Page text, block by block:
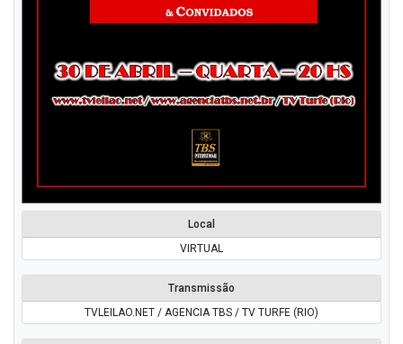
Local
VIRTUAL
Transmissão
TVLEILAO.NET / AGENCIA TBS / TV TURFE (RIO)